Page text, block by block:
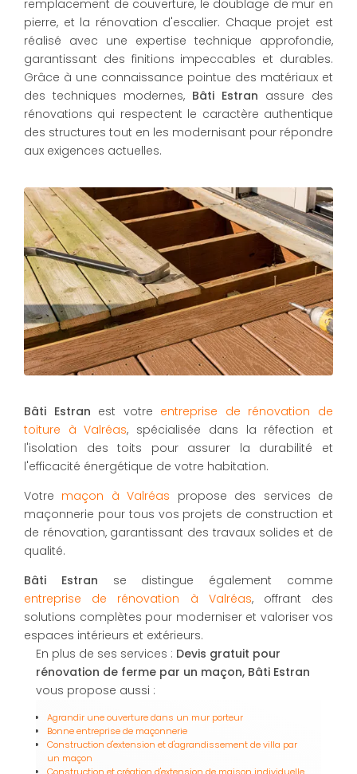
remplacement de couverture, le doublage de mur en
pierre, et la rénovation d'escalier. Chaque projet est
réalisé avec une expertise technique approfondie,
garantissant des finitions impeccables et durables.
Grâce à une connaissance pointue des matériaux et
des techniques modernes, Bâti Estran assure des
rénovations qui respectent le caractère authentique
des structures tout en les modernisant pour répondre
aux exigences actuelles.
Bâti Estran est votre entreprise de rénovation de
toiture à Valréas, spécialisée dans la réfection et
l'isolation des toits pour assurer la durabilité et
l'efficacité énergétique de votre habitation.
Votre maçon à Valréas propose des services de
maçonnerie pour tous vos projets de construction et
de rénovation, garantissant des travaux solides et de
qualité.
Bâti Estran se distingue également comme
entreprise de rénovation à Valréas, offrant des
solutions complètes pour moderniser et valoriser vos
espaces intérieurs et extérieurs.
En plus de ses services : Devis gratuit pour
rénovation de ferme par un maçon, Bâti Estran
vous propose aussi :
Agrandir une ouverture dans un mur porteur
Bonne entreprise de maçonnerie
Construction d'extension et d'agrandissement de villa par
un maçon
Construction et création d'extension de maison individuelle